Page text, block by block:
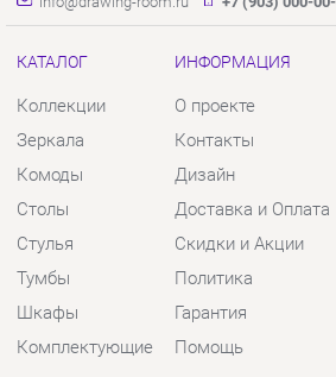
КАТАЛОГ
Коллекции
Комоды
Столы
Стулья
Тумбы
Шкафы
Комплектующие
ИНФОРМАЦИЯ
О проекте
Дизайн
Доставка и Оплата
Скидки и Акции
Политика
Гарантия
Помощь
КОНТАКТЫ